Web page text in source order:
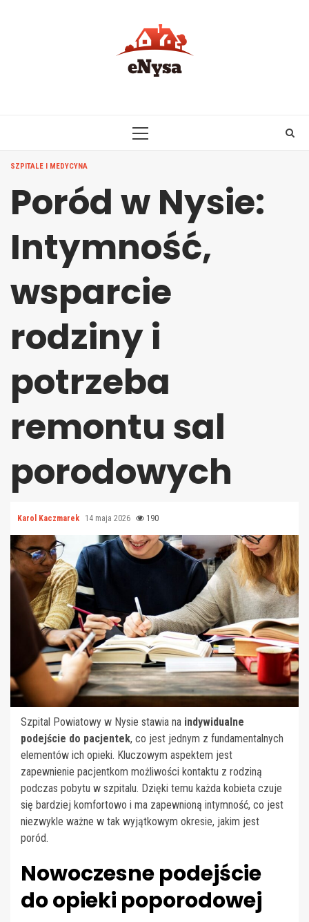
PRIMARY
SZPITALE I MEDYCYNA
Poród w Nysie:
Intymność,
wsparcie
rodziny i
potrzeba
remontu sal
porodowych
Karol Kaczmarek 14 maja 2026 190
Szpital Powiatowy w Nysie stawia na indywidualne
podejście do pacjentek, co jest jednym z fundamentalnych
elementów ich opieki. Kluczowym aspektem jest
zapewnienie pacjentkom możliwości kontaktu z rodziną
podczas pobytu w szpitalu. Dzięki temu każda kobieta czuje
się bardziej komfortowo i ma zapewnioną intymność, co jest
niezwykle ważne w tak wyjątkowym okresie, jakim jest
poród.
Nowoczesne podejście
do opieki poporodowej